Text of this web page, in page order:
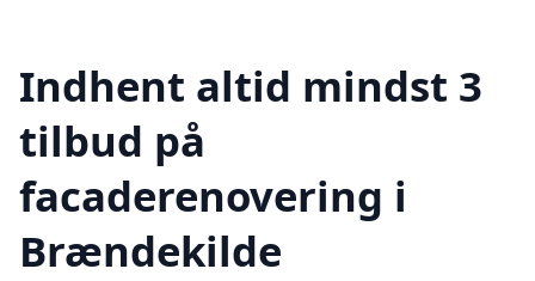
Indhent altid mindst 3
tilbud på
facaderenovering i
Brændekilde